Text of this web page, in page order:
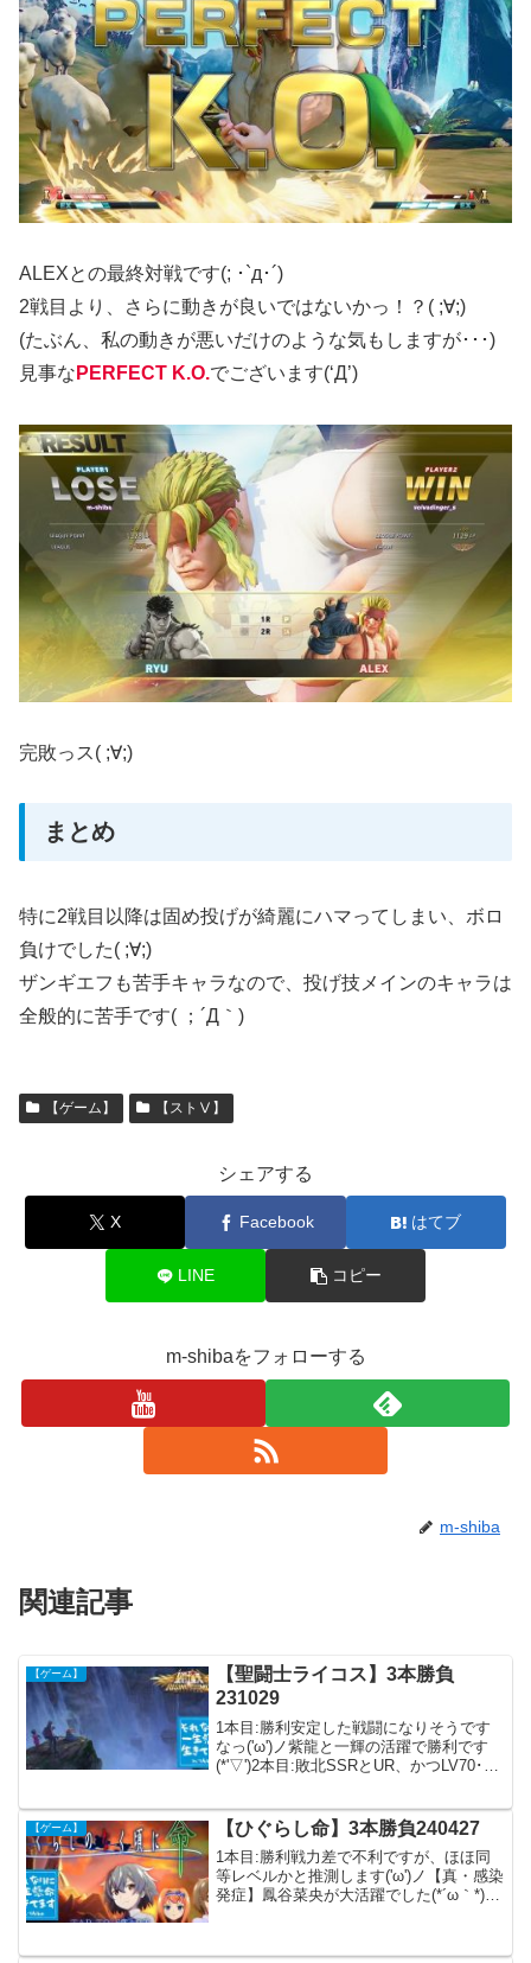
ALEXとの最終対戦です(; ･`д･´)
2戦目より、さらに動きが良いではないかっ！？( ;∀;)
(たぶん、私の動きが悪いだけのような気もしますが･･･)
見事な PERFECT K.O.でございます(‘Д’)
完敗っス( ;∀;)
まとめ
特に2戦目以降は固め投げが綺麗にハマってしまい、ボロ
負けでした( ;∀;)
ザンギエフも苦手キャラなので、投げ技メインのキャラは
全般的に苦手です( ；´Д｀)
【ゲーム】 【ストⅤ】
シェアする
X Facebook はてブ
LINE コピー
m-shibaをフォローする
m-shiba
関連記事
【ゲーム】
【聖闘士ライコス】3本勝負
231029
1本目:勝利安定した戦闘になりそうです
なっ('ω')ノ紫龍と一輝の活躍で勝利です
(*'▽')2本目:敗北SSRとUR、かつLV70･･･
合になるかと思わ...
【ゲーム】 【ひぐらし命】3本勝負240427
1本目:勝利戦力差で不利ですが、ほほ同
等レベルかと推測します('ω')ノ【真・感染
発症】鳳谷菜央が大活躍でした(*´ω｀*)意